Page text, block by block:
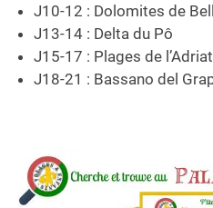
J10-12 : Dolomites de
J13-14 : Delta du Pô
J15-17 : Plages de
J18-21 : Bassano del